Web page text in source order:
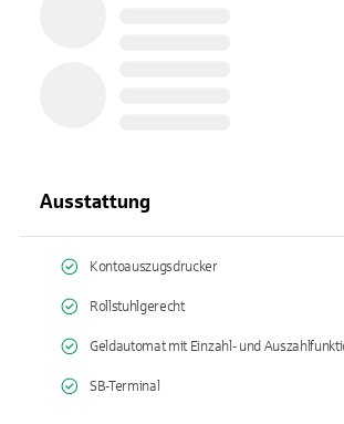
Ausstattung
Kontoauszugsdrucker
Rollstuhlgerecht
Geldautomat mit Einzahl- und
SB-Terminal